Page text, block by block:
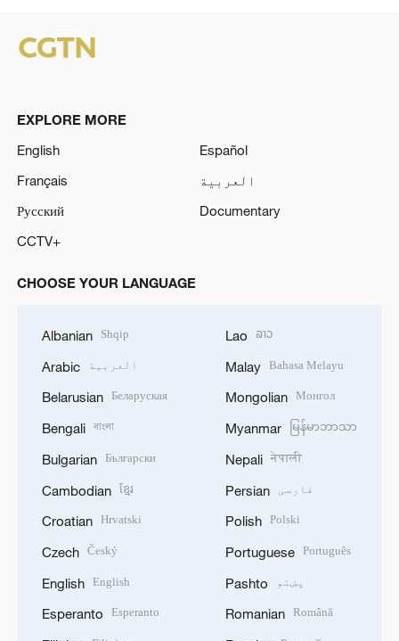
EXPLORE MORE
English
Español
Français
العربية
Русский
Documentary
CCTV+
CHOOSE YOUR LANGUAGE
Albanian Shqip
Arabic العربية
Belarusian Беларуская
Bengali বাংলা
Bulgarian Български
Cambodian ខ្មែរ
Croatian Hrvatski
Czech Český
English English
Esperanto Esperanto
Lao ລາວ
Malay Bahasa Melayu
Mongolian Монгол
Myanmar မြန်မာဘာသာ
Nepali नेपाली
Persian فارسی
Polish Polski
Portuguese Português
Pashto پښتو
Romanian Română